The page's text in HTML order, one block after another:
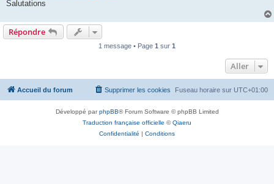
Salutations
Répondre
1 message • Page 1 sur 1
Aller
Accueil du forum Fuseau horaire sur UTC+01:00
Supprimer les cookies
Développé parphpBB® Forum Software © phpBB Limited
Traduction française officielle ©Qiaeru
Confidentialité | Conditions